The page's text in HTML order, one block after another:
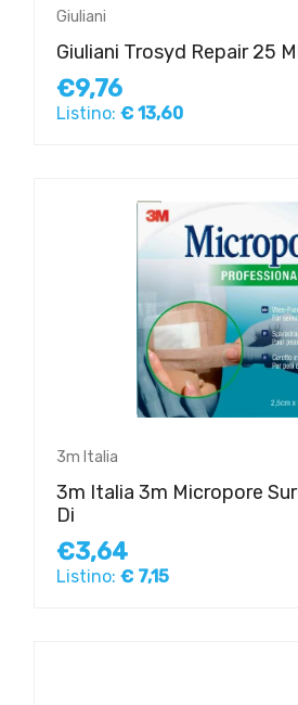
Giuliani
Giuliani Trosyd Repair 25
€9,76
Listino: € 13,60
3m Italia
3m Italia 3m Micropore
Di
€3,64
Listino: € 7,15